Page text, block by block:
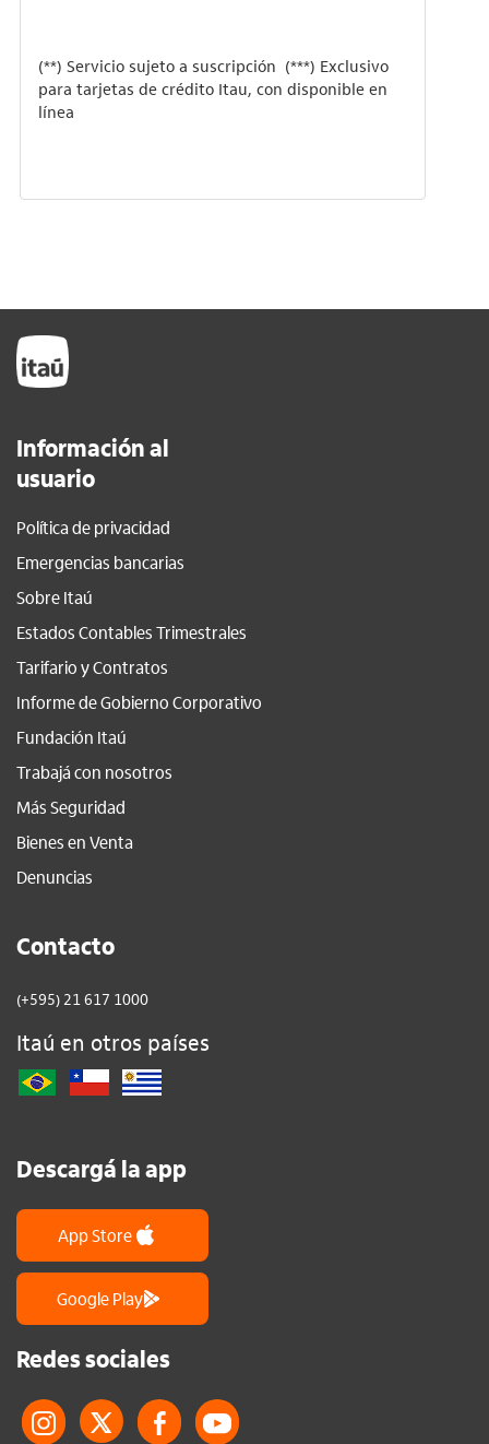
(**) Servicio sujeto a suscripción (***) Exclusivo
para tarjetas de crédito Itau, con disponible en
línea
Información al
usuario
Política de privacidad
Emergencias bancarias
Sobre Itaú
Estados Contables Trimestrales
Tarifario y Contratos
Informe de Gobierno Corporativo
Fundación Itaú
Trabajá con nosotros
Más Seguridad
Bienes en Venta
Denuncias
Contacto
(+595) 21 617 1000
Itaú en otros países
Descargá la app
App Store
Google Play
Redes sociales